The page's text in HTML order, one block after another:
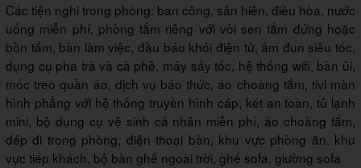
Các tiện nghi trong phòng: ban công, sân hiên, điều hòa, nước
uống miễn phí, phòng tắm riêng với vòi sen tắm đứng hoặc
bồn tắm, bàn làm việc, đầu báo khói điện tử, ấm đun siêu tốc,
dụng cụ pha trà và cà phê, máy sấy tốc, hệ thống wifi, bàn ủi,
móc treo quần áo, dịch vụ báo thức, áo choàng tắm, tivi màn
hình phẳng với hệ thống truyền hình cáp, két an toàn, tủ lạnh
mini, bộ dụng cụ vệ sinh cá nhân miễn phí, áo choàng tắm,
dép đi trong phòng, điện thoại bàn, khu vực phòng ăn, khu
vực tiếp khách, bộ bàn ghế ngoài trời, ghế sofa, giường sofa